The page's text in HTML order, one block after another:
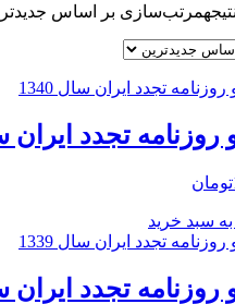
مرتب‌سازی بر اساس
روزنامه تجدد ایران سال
تومان
به سبد خرید
روزنامه تجدد ایران سال